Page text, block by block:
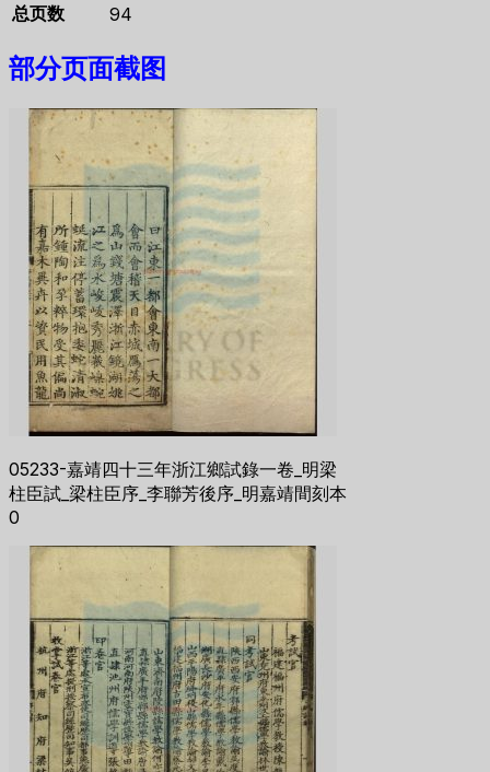
总页数
94
部分页面截图
05233-嘉靖四十三年浙江鄉試錄一卷_明梁
柱臣試_梁柱臣序_李聯芳後序_明嘉靖間刻本
0